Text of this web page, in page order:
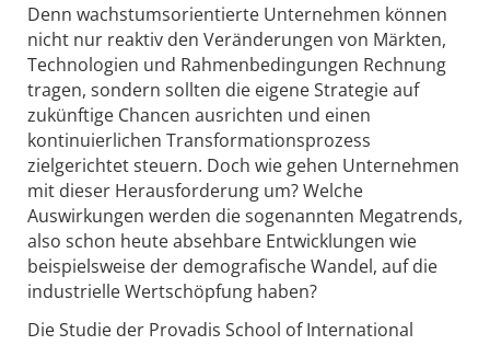
Denn wachstumsorientierte Unternehmen können
nicht nur reaktiv den Veränderungen von Märkten,
Technologien und Rahmenbedingungen Rechnung
tragen, sondern sollten die eigene Strategie auf
zukünftige Chancen ausrichten und einen
kontinuierlichen Transformationsprozess
zielgerichtet steuern. Doch wie gehen Unternehmen
mit dieser Herausforderung um? Welche
Auswirkungen werden die sogenannten Megatrends,
also schon heute absehbare Entwicklungen wie
beispielsweise der demografische Wandel, auf die
industrielle Wertschöpfung haben?
Die Studie der Provadis School of International